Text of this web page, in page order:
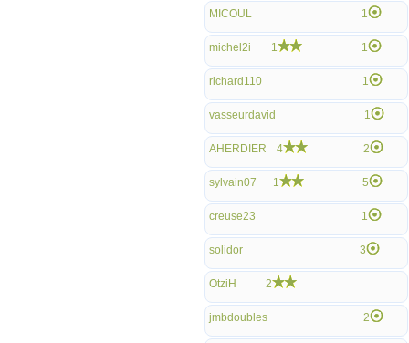
MICOUL 1
michel2i 1 1
richard110 1
vasseurdavid 1
AHERDIER 4 2
sylvain07 1 5
creuse23 1
solidor 3
OtziH 2
jmbdoubles 2